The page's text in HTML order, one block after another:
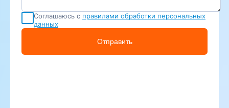
Соглашаюсь с правилами обработки персональных
данных
Отправить